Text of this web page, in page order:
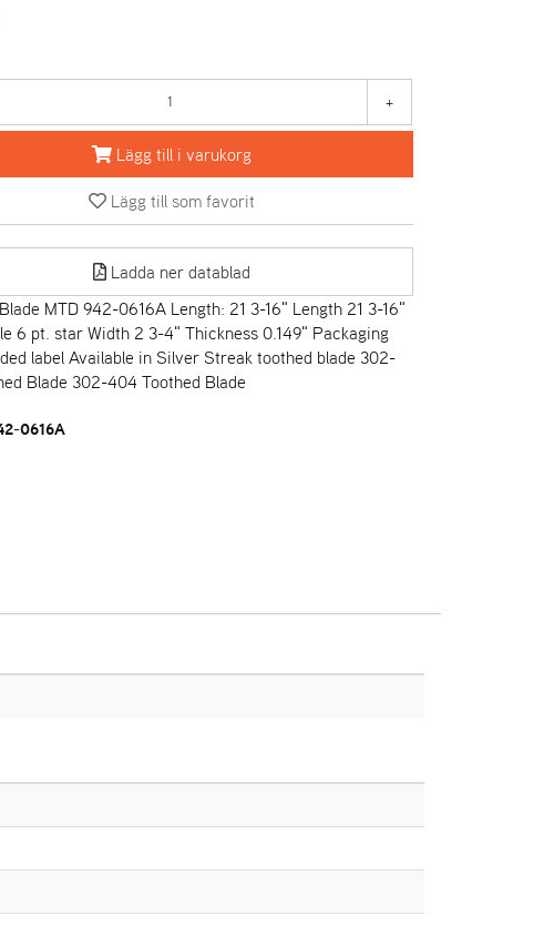
+
Lägg till i varukorg
Lägg till som favorit
Ladda ner datablad
MTD 942-0616A Length: 21 3-16" Length 21 3-16"
6 pt. star Width 2 3-4" Thickness 0.149" Packaging
label Available in Silver Streak toothed blade 302-
Blade 302-404 Toothed Blade
0616A